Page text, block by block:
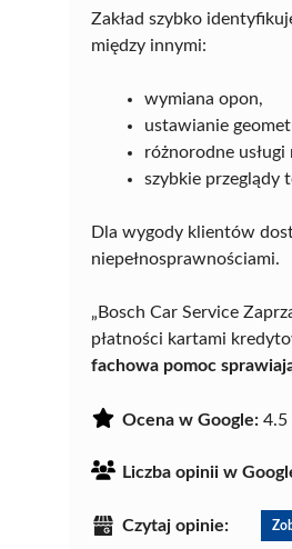
Zakład szybko
między innymi:
wymiana opon,
ustawianie
różnorodne usługi
szybkie przeglądy
Dla wygody klientów
niepełnosprawnościami.
„Bosch Car Service
płatności kartami
fachowa pomoc
Ocena w Google: 4.5
Liczba opinii w
Czytaj opinie: